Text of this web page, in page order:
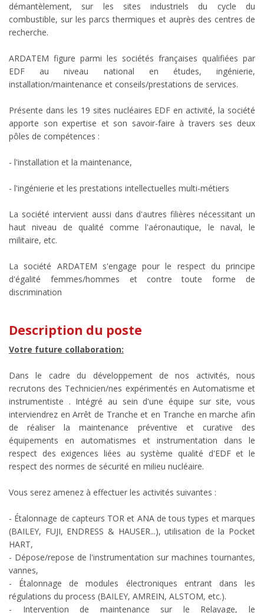
démantèlement, sur les sites industriels du cycle du
combustible, sur les parcs thermiques et auprès des centres de
recherche.
ARDATEM figure parmi les sociétés françaises qualifiées par
EDF au niveau national en études, ingénierie,
installation/maintenance et conseils/prestations de services.
Présente dans les 19 sites nucléaires EDF en activité, la société
apporte son expertise et son savoir-faire à travers ses deux
pôles de compétences :
- l'installation et la maintenance,
- l'ingénierie et les prestations intellectuelles multi-métiers
La société intervient aussi dans d'autres filières nécessitant un
haut niveau de qualité comme l'aéronautique, le naval, le
militaire, etc.
La société ARDATEM s'engage pour le respect du principe
d'égalité femmes/hommes et contre toute forme de
discrimination
Description du poste
Votre future collaboration:
Dans le cadre du développement de nos activités, nous
recrutons des Technicien/nes expérimentés en Automatisme et
instrumentiste . Intégré au sein d'une équipe sur site, vous
interviendrez en Arrêt de Tranche et en Tranche en marche afin
de réaliser la maintenance préventive et curative des
équipements en automatismes et instrumentation dans le
respect des exigences liées au système qualité d'EDF et le
respect des normes de sécurité en milieu nucléaire.
Vous serez amenez à effectuer les activités suivantes :
- Étalonnage de capteurs TOR et ANA de tous types et marques
(BAILEY, FUJI, ENDRESS & HAUSER...), utilisation de la Pocket
HART,
- Dépose/repose de l'instrumentation sur machines tournantes,
vannes,
- Étalonnage de modules électroniques entrant dans les
régulations du process (BAILEY, AMREIN, ALSTOM, etc.).
- Intervention de maintenance sur le Relayage, le